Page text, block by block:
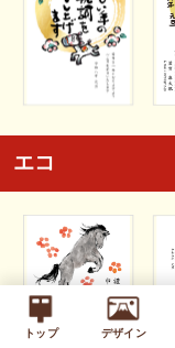
トップ デザイン
エコ